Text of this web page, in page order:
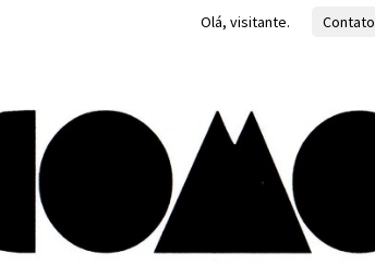
Olá, visitante. Contato